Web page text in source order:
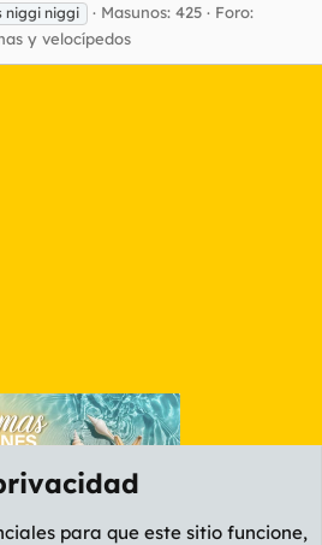
niggi niggi
Masunos: 425
Foro:
y velocípedos
para que este sitio funcione,